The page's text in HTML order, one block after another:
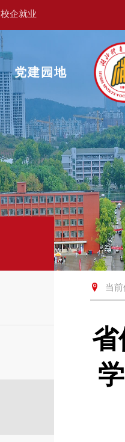
校企就业
党建园地
当
省